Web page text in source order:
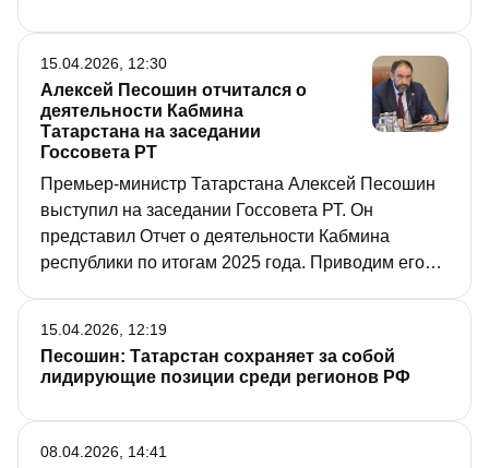
Алексей Песошин отчитался о
деятельности Кабмина
Татарстана на заседании
Госсовета РТ
Премьер-министр Татарстана Алексей Песошин
выступил на заседании Госсовета РТ. Он
представил Отчет о деятельности Кабмина
республики по итогам 2025 года. Приводим его
15.04.2026, 12:30
Песошин: Татарстан сохраняет за собой
лидирующие позиции среди регионов РФ
15.04.2026, 12:19
08.04.2026, 14:41